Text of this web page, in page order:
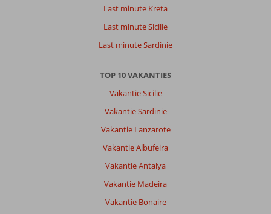
Last minute Kreta
Last minute Sicilie
Last minute Sardinie
TOP 10 VAKANTIES
Vakantie Sicilië
Vakantie Sardinië
Vakantie Lanzarote
Vakantie Albufeira
Vakantie Antalya
Vakantie Madeira
Vakantie Bonaire